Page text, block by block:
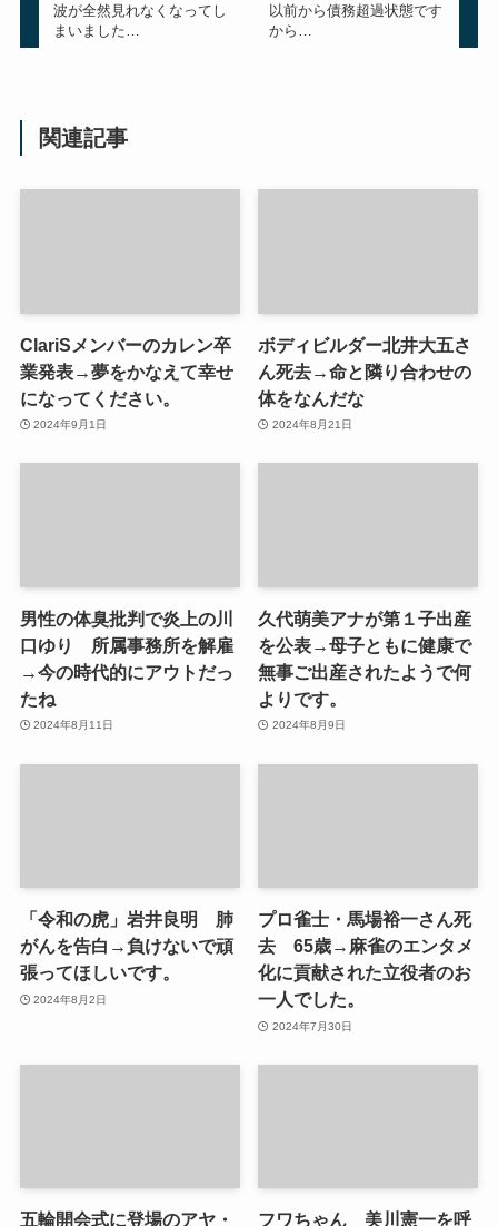
波が全然見れなくなってし
まいました…
以前から債務超過状態です
から…
関連記事
ClariSメンバーのカレン卒
業発表→夢をかなえて幸せ
になってください。
2024年9月1日
ボディビルダー北井大五さ
ん死去→命と隣り合わせの
体をなんだな
2024年8月21日
男性の体臭批判で炎上の川
口ゆり 所属事務所を解雇
→今の時代的にアウトだっ
たね
2024年8月11日
久代萌美アナが第１子出産
を公表→母子ともに健康で
無事ご出産されたようで何
よりです。
2024年8月9日
「令和の虎」岩井良明 肺
がんを告白→負けないで頑
張ってほしいです。
2024年8月2日
プロ雀士・馬場裕一さん死
去 65歳→麻雀のエンタメ
化に貢献された立役者のお
一人でした。
2024年7月30日
五輪開会式に登場のアヤ・ フワちゃん 美川憲一を呼